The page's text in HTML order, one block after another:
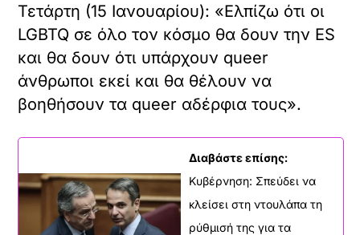
Τετάρτη (15 Ιανουαρίου): «Ελπίζω ότι οι
LGBTQ σε όλο τον κόσμο θα δουν την ES
και θα δουν ότι υπάρχουν queer
άνθρωποι εκεί και θα θέλουν να
βοηθήσουν τα queer αδέρφια τους».
Διαβάστε επίσης:
Κυβέρνηση: Σπεύδει να
κλείσει στη ντουλάπα τη
ρύθμισή της για τα